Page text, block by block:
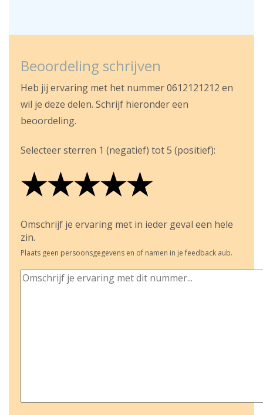
Beoordeling schrijven
Heb jij ervaring met het nummer 0612121212 en
wil je deze delen. Schrijf hieronder een
beoordeling.
Selecteer sterren 1 (negatief) tot 5 (positief):
★
★★
★★★
★★★★
★★★★★
Omschrijf je ervaring met in ieder geval een hele
zin.
Plaats geen persoonsgegevens en of namen in je feedback aub.